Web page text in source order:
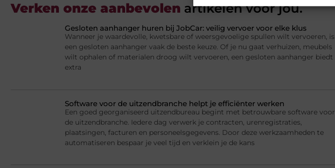
Verken onze aanbevolen artikelen voor jou.
Gesloten aanhanger huren bij JobCar: veilig vervoer voor elke klus
Wanneer je waardevolle, kwetsbare of weersgevoelige spullen wilt vervoeren, is
een gesloten aanhanger vaak de beste keuze. Of je nu gaat verhuizen, meubels
wilt ophalen of materialen droog wilt vervoeren, een gesloten aanhanger biedt
extra
Software voor de uitzendbranche helpt je efficiënter werken
Een goed georganiseerd uitzendbureau begint met betrouwbare software voor
de uitzendbranche. Iedere dag verwerk je contracten, urenregistraties,
plaatsingen, facturen en personeelsgegevens. Door deze werkzaamheden te
automatiseren bespaar je veel tijd en verklein je de kans